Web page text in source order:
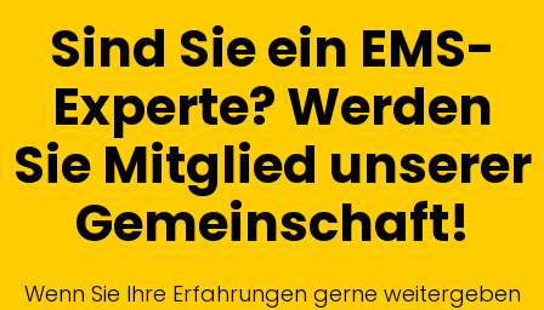
Sind Sie ein EMS-
Experte? Werden
Sie Mitglied unserer
Gemeinschaft!
Wenn Sie Ihre Erfahrungen gerne weitergeben